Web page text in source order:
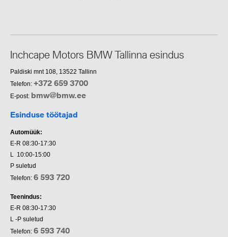
Inchcape Motors BMW Tallinna esindus
Paldiski mnt 108, 13522 Tallinn
Telefon: +372 659 3700
E-post: bmw@bmw.ee
Esinduse töötajad
Automüük:
E-R 08:30-17:30
L 10:00-15:00
P suletud
Telefon: 6 593 720
Teenindus:
E-R 08:30-17:30
L -P suletud
Telefon: 6 593 740